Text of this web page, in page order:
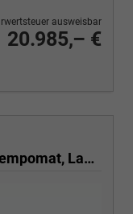
20.985,– €
ausweisbar
Selection 1.0 TSI Selection, Tempomat, Ladeboden, Park, Winterpaket, SmartLink, 4-J Garantie